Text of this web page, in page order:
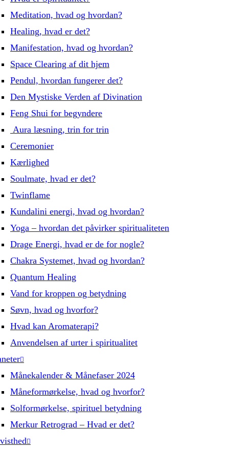
Meditation, hvad og hvordan?
Healing, hvad er det?
Manifestation, hvad og hvordan?
Space Clearing af dit hjem
Pendul, hvordan fungerer det?
Den Mystiske Verden af Divination
Feng Shui for begyndere
Aura læsning, trin for trin
Ceremonier
Kærlighed
Soulmate, hvad er det?
Twinflame
Kundalini energi, hvad og hvordan?
Yoga – hvordan det påvirker spiritualiteten
Drage Energi, hvad er de for nogle?
Chakra Systemet, hvad og hvordan?
Quantum Healing
Vand for kroppen og betydning
Søvn, hvad og hvorfor?
Hvad kan Aromaterapi?
Anvendelsen af urter i spiritualitet
Månekalender & Månefaser 2024
Måneformørkelse, hvad og hvorfor?
Solformørkelse, spirituel betydning
Merkur Retrograd – Hvad er det?